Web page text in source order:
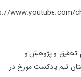
www.youtube.com/
تحقیق و پژوهش و
تیم پادکست مورخ در